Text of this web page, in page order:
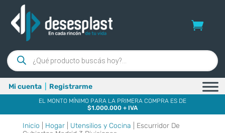
Búsqueda
de
productos
Mi cuenta Registrarme
EL MONTO MÍNIMO PARA LA PRIMERA COMPRA ES DE
$1.000.000 + IVA
Inicio Hogar| Utensilios y Cocina | Escurridor De